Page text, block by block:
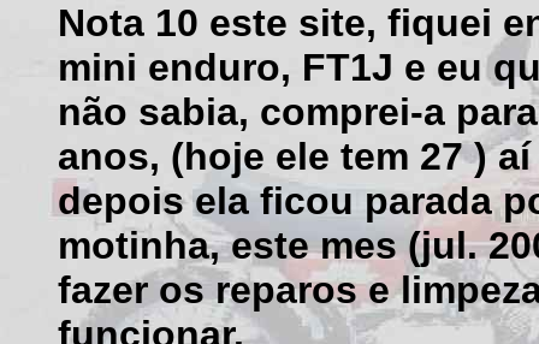
Nota 10 este site, fiquei
mini enduro, FT1J e eu
não sabia, comprei-a
anos, (hoje ele tem 27 )
depois ela ficou parada
motinha, este mes (jul.
fazer os reparos e
funcionar.